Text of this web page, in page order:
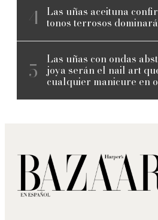
Las uñas aceituna
tonos terrosos
Las uñas con ondas
joya serán el nail art
cualquier manicure en